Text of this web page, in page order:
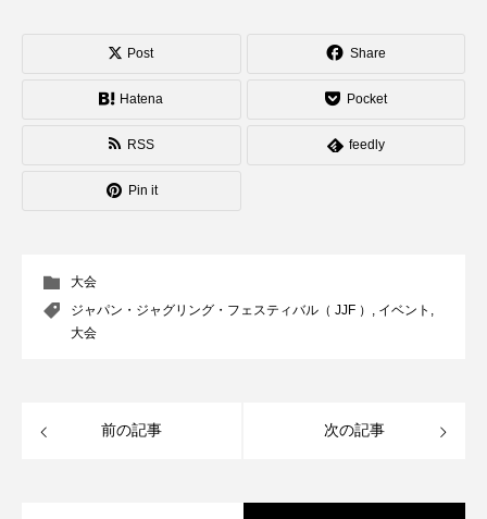
Post Share
Hatena Pocket
RSS feedly
Pin it
大会
ジャパン・ジャグリング・フェスティバル（ JJF ） , イベント ,
大会
前の記事 次の記事